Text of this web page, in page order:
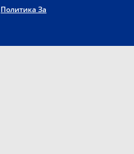
Политика За